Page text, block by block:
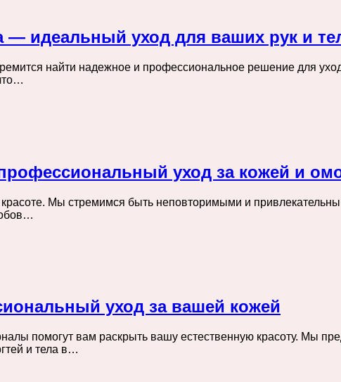
— идеальный уход для ваших рук и
найти надежное и профессиональное решение для
уход за кожей и
красоте. Мы стремимся быть неповторимыми и
уход за вашей кожей
помогут вам раскрыть вашу естественную красоту. Мы
и тела в…